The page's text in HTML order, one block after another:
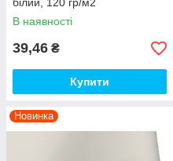
В наявності
39,46 ₴
Купити
Новинка